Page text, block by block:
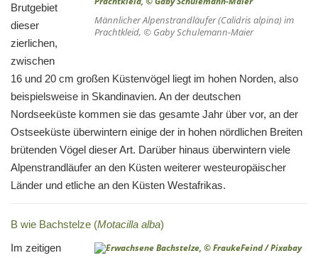
Männlicher Alpenstrandläufer (Calidris alpina) im
Prachtkleid, © Gaby Schulemann-Maier
Brutgebiet
dieser
zierlichen,
zwischen
16 und 20 cm großen Küstenvögel liegt im hohen Norden, also
beispielsweise in Skandinavien. An der deutschen
Nordseeküste kommen sie das gesamte Jahr über vor, an der
Ostseeküste überwintern einige der in hohen nördlichen Breiten
brütenden Vögel dieser Art. Darüber hinaus überwintern viele
Alpenstrandläufer an den Küsten weiterer westeuropäischer
Länder und etliche an den Küsten Westafrikas.
B wie Bachstelze (Motacilla alba)
Im zeitigen